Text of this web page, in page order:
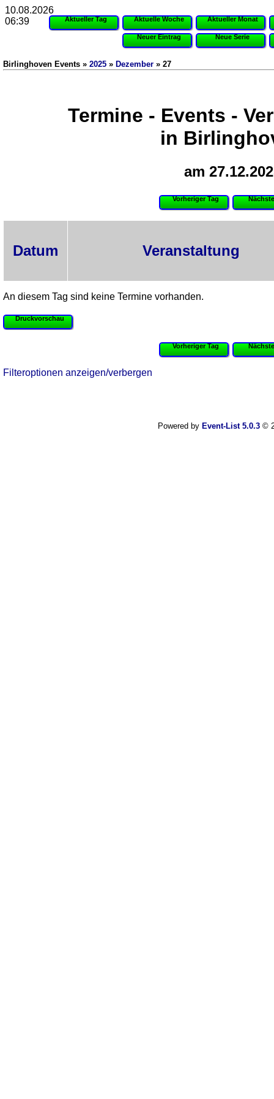
Aktueller Tag Aktuelle Woche Aktueller Monat
Neuer Eintrag Neue Serie
Birlinghoven Events » 2025 » Dezember » 27
Termine - Events -
in
am
Vorheriger Tag
Datum Veranstaltung
An diesem Tag sind keine Termine vorhanden.
Druckvorschau
Vorheriger Tag
Filteroptionen anzeigen/verbergen
Powered by Event-List 5.0.3©
10.08.2026
06:39